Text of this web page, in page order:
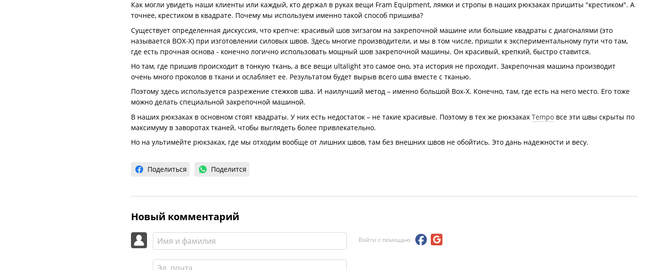
Как могли увидеть наши клиенты или каждый, кто держал в руках вещи Fram Equipment, лямки и стропы в наших рюкзаках пришиты "крестиком". А
точнее, крестиком в квадрате. Почему мы используем именно такой способ пришива?
Существует определенная дискуссия, что крепче: красивый шов зигзагом на закрепочной машине или большие квадраты с диагоналями (это
называется BOX-X) при изготовлении силовых швов. Здесь многие производители, и мы в том числе, пришли к экспериментальному пути что там,
где есть прочная основа - конечно логично использовать мощный шов закрепочной машины. Он красивый, крепкий, быстро ставится.
Но там, где пришив происходит в тонкую ткань, а все вещи ultalight это самое оно, эта история не проходит. Закрепочная машина производит
очень много проколов в ткани и ослабляет ее. Результатом будет вырыв всего шва вместе с тканью.
Поэтому здесь используется разрежение стежков шва. И наилучший метод – именно большой Box-X. Конечно, там, где есть на него место. Его тоже
можно делать специальной закрепочной машиной.
В наших рюкзаках в основном стоят квадраты. У них есть недостаток – не такие красивые. Поэтому в тех же рюкзаках Tempo все эти швы скрыты по
максимуму в заворотах тканей, чтобы выглядеть более привлекательно.
Но на ультимейте рюкзаках, где мы отходим вообще от лишних швов, там без внешних швов не обойтись. Это дань надежности и весу.
Поделиться Поделится
Новый комментарий
Войти с помощью